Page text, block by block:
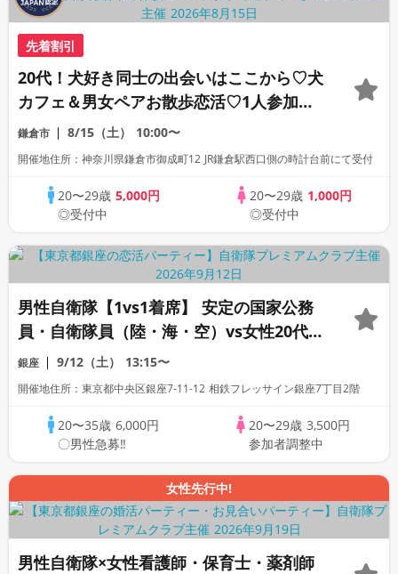
先着割引
20代！犬好き同士の出会いはここから♡犬
カフェ＆男女ペアお散歩恋活♡1人参加歓
迎※入場料1800円別途必要
鎌倉市 8/15（土） 10:00〜
開催地住所：神奈川県鎌倉市御成町12 JR鎌倉駅西口側の時計台前にて受付
20〜29歳5,000円
◎受付中
20〜29歳 1,000円
◎受付中
男性自衛隊【1vs1着席】 安定の国家公務
員・自衛隊員（陸・海・空）vs女性20代限
定♡銀座ホテル内カフェ《1名参加中心
♡》
銀座 9/12（土） 13:15〜
開催地住所：東京都中央区銀座7-11-12 相鉄フレッサイン銀座7丁目2階
20〜35歳6,000円
〇男性急募‼
20〜29歳3,500円
参加者調整中
女性先行中!
男性自衛隊×女性看護師・保育士・薬剤師